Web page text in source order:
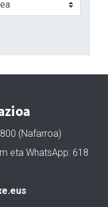
(Nafarroa)
eta WhatsApp: 618